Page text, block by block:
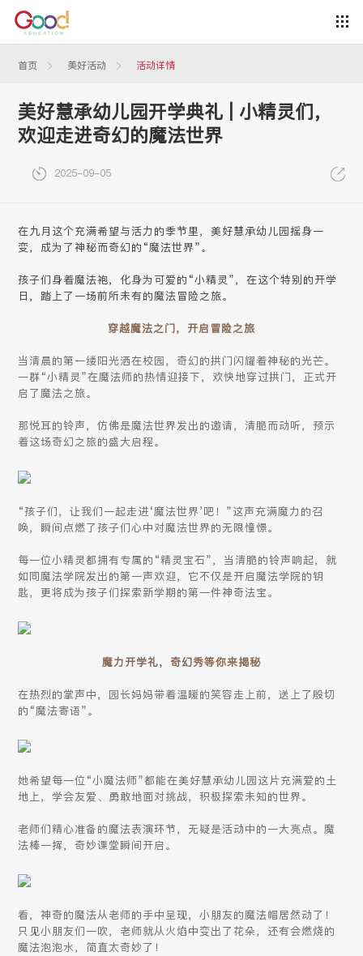
首页 美好活动 活动详情
美好慧承幼儿园开学典礼 | 小精灵们，
欢迎走进奇幻的魔法世界
2025-09-05
在九月这个充满希望与活力的季节里，美好慧承幼儿园摇身一
变，成为了神秘而奇幻的“魔法世界”。
孩子们身着魔法袍，化身为可爱的“小精灵”，在这个特别的开学
日，踏上了一场前所未有的魔法冒险之旅。
穿越魔法之门，开启冒险之旅
当清晨的第一缕阳光洒在校园，奇幻的拱门闪耀着神秘的光芒。
一群“小精灵”在魔法师的热情迎接下，欢快地穿过拱门，正式开
启了魔法之旅。
那悦耳的铃声，仿佛是魔法世界发出的邀请，清脆而动听，预示
着这场奇幻之旅的盛大启程。
“孩子们，让我们一起走进‘魔法世界’吧！”这声充满魔力的召
唤，瞬间点燃了孩子们心中对魔法世界的无限憧憬。
每一位小精灵都拥有专属的“精灵宝石”，当清脆的铃声响起，就
如同魔法学院发出的第一声欢迎，它不仅是开启魔法学院的钥
匙，更将成为孩子们探索新学期的第一件神奇法宝。
魔力开学礼，奇幻秀等你来揭秘
在热烈的掌声中，园长妈妈带着温暖的笑容走上前，送上了殷切
的“魔法寄语”。
她希望每一位“小魔法师”都能在美好慧承幼儿园这片充满爱的土
地上，学会友爱、勇敢地面对挑战，积极探索未知的世界。
老师们精心准备的魔法表演环节，无疑是活动中的一大亮点。魔
法棒一挥，奇妙课堂瞬间开启。
看，神奇的魔法从老师的手中呈现，小朋友的魔法帽居然动了！
只见小朋友们一吹，老师就从火焰中变出了花朵，还有会燃烧的
魔法泡泡水，简直太奇妙了！